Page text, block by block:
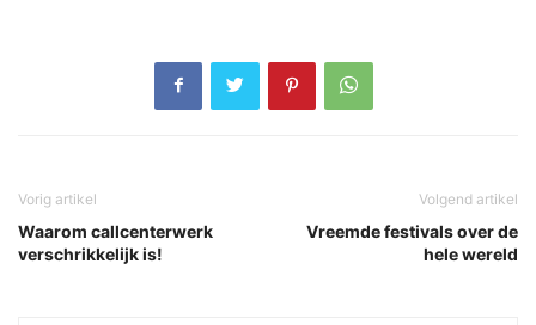
Vorig artikel
Waarom callcenterwerk
verschrikkelijk is!
Volgend artikel
Vreemde festivals over de
hele wereld